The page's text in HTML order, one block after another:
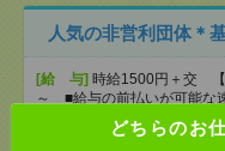
どちらのお
人気の非営利団体＊
[給 与] 時給1500円＋交
～ ■給与の前払いが可能な
交通費支給あり